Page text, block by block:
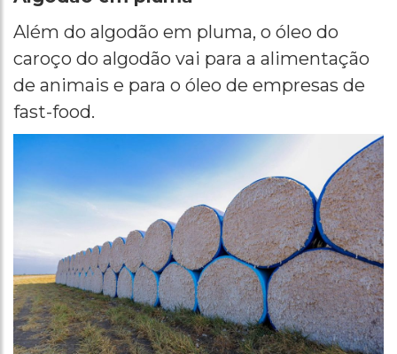
Além do algodão em pluma, o óleo do
caroço do algodão vai para a alimentação
de animais e para o óleo de empresas de
fast-food.